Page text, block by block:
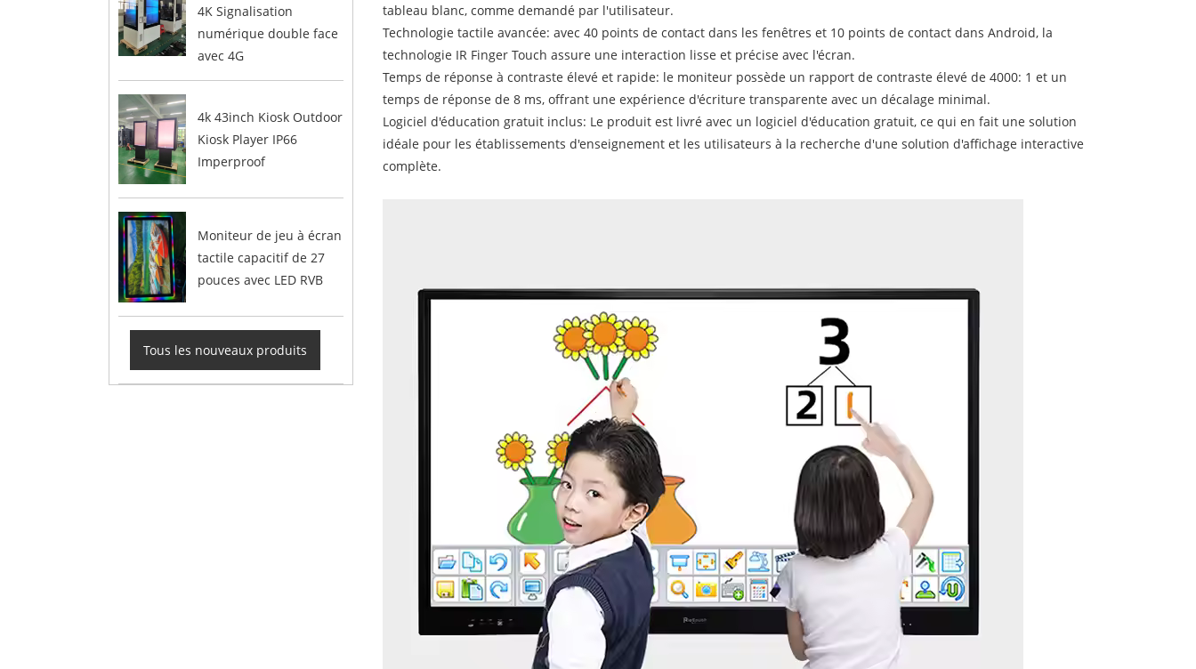
4K Signalisation
numérique double face
avec 4G
4k 43inch Kiosk Outdoor
Kiosk Player IP66
Imperproof
Moniteur de jeu à écran
tactile capacitif de 27
pouces avec LED RVB
Tous les nouveaux produits
tableau blanc, comme demandé par l'utilisateur.
Technologie tactile avancée: avec 40 points de contact dans les fenêtres et 10 points de contact dans Android, la
technologie IR Finger Touch assure une interaction lisse et précise avec l'écran.
Temps de réponse à contraste élevé et rapide: le moniteur possède un rapport de contraste élevé de 4000: 1 et un
temps de réponse de 8 ms, offrant une expérience d'écriture transparente avec un décalage minimal.
Logiciel d'éducation gratuit inclus: Le produit est livré avec un logiciel d'éducation gratuit, ce qui en fait une solution
idéale pour les établissements d'enseignement et les utilisateurs à la recherche d'une solution d'affichage interactive
complète.